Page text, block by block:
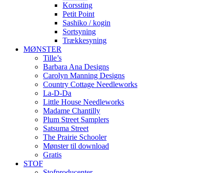
Korssting
Petit Point
Sashiko / kogin
Sortsyning
Trækkesyning
MØNSTER
Tille’s
Barbara Ana Designs
Carolyn Manning Designs
Country Cottage Needleworks
La-D-Da
Little House Needleworks
Madame Chantilly
Plum Street Samplers
Satsuma Street
The Prairie Schooler
Mønster til download
Gratis
STOF